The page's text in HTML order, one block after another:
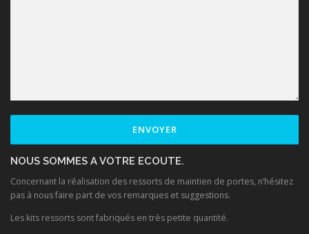
NOUS SOMMES A VOTRE ECOUTE.
Concernant la réalisation des ressorts de maintien de portes, n’hésitez
pas à nous faire part de vos remarques et suggestions.
Les kits ressorts sont fabriqués en très petite quantité.